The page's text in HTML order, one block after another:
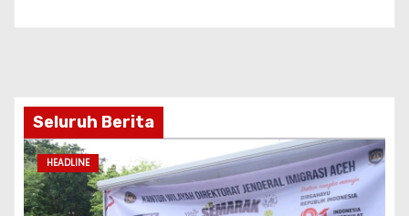
Seluruh Berita
HEADLINE